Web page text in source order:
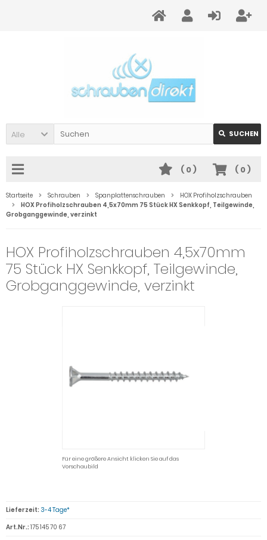
Alle SUCHEN
( 0)
( 0)
Startseite Schrauben Spanplattenschrauben
HOX Profiholzschrauben
HOX Profiholzschrauben 4,5x70mm 75 Stück HX Senkkopf, Teilgewinde,
Grobganggewinde, verzinkt
HOX Profiholzschrauben 4,5x70mm
75 Stück HX Senkkopf, Teilgewinde,
Grobganggewinde, verzinkt
Für eine größere Ansicht klicken Sie auf das
Vorschaubild
Lieferzeit: 3-4 Tage*
Art.Nr.: 175 145 70 67